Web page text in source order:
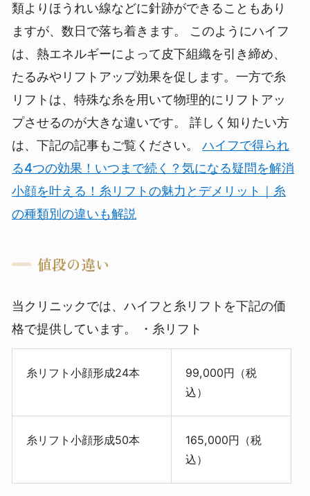
類よりほうれい線などに針跡ができることもあり
ますが、数日で落ち着きます。
このようにハイフ
は、熱エネルギーによって皮下組織を引き締め、
たるみやリフトアップ効果を促します。一方で糸
リフトは、特殊な糸を用いて物理的にリフトアッ
プさせるのが大きな違いです。
詳しく知りたい方
は、下記の記事もご覧ください。ハイフで得られ
る4つの効果！いつまで続く？気になる疑問を解消
小顔を叶える！糸リフトの魅力とデメリット｜糸
の種類別の違いも解説
値段の違い
当クリニックでは、ハイフと糸リフトを下記の価
格で提供しています。
・糸リフト
糸リフト小顔形成24本
99,000円（税
込）
糸リフト小顔形成50本
165,000円（税
込）